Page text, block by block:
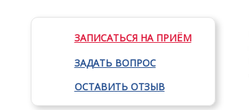
ЗАПИСАТЬСЯ НА ПРИЁМ
ЗАДАТЬ ВОПРОС
ОСТАВИТЬ ОТЗЫВ